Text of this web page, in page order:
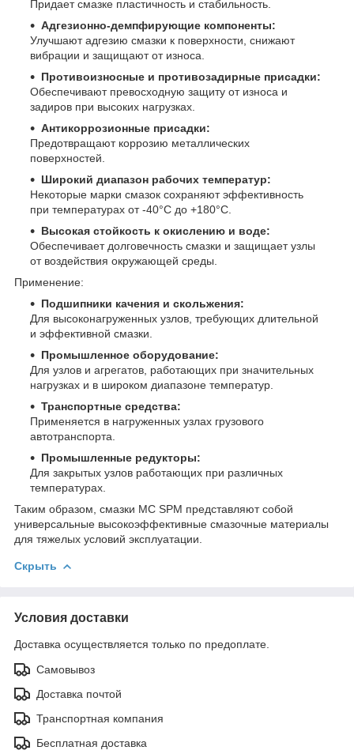
Придает смазке пластичность и стабильность.
Адгезионно-демпфирующие компоненты:
Улучшают адгезию смазки к поверхности, снижают
вибрации и защищают от износа.
Противоизносные и противозадирные присадки:
Обеспечивают превосходную защиту от износа и
задиров при высоких нагрузках.
Антикоррозионные присадки:
Предотвращают коррозию металлических
поверхностей.
Широкий диапазон рабочих температур:
Некоторые марки смазок сохраняют эффективность
при температурах от -40°С до +180°С.
Высокая стойкость к окислению и воде:
Обеспечивает долговечность смазки и защищает узлы
от воздействия окружающей среды.
Применение:
Подшипники качения и скольжения:
Для высоконагруженных узлов, требующих длительной
и эффективной смазки.
Промышленное оборудование:
Для узлов и агрегатов, работающих при значительных
нагрузках и в широком диапазоне температур.
Транспортные средства:
Применяется в нагруженных узлах грузового
автотранспорта.
Промышленные редукторы:
Для закрытых узлов работающих при различных
температурах.
Таким образом, смазки МС SPM представляют собой
универсальные высокоэффективные смазочные материалы
для тяжелых условий эксплуатации.
Скрыть
Условия доставки
Доставка осуществляется только по предоплате.
Самовывоз
Доставка почтой
Транспортная компания
Бесплатная доставка